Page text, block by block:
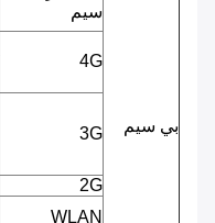
بي سيم
سیم
4G
3G
2G
WLAN